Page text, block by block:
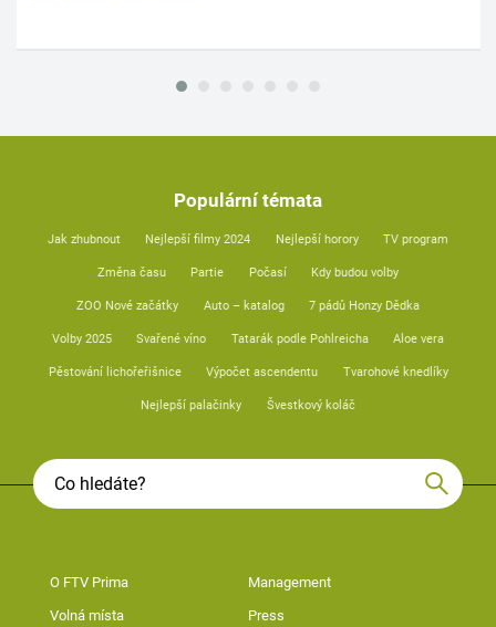
Populární témata
Jak zhubnout Nejlepší filmy 2024 Nejlepší horory TV program
Změna času Partie Počasí Kdy budou volby
ZOO Nové začátky Auto – katalog 7 pádů Honzy Dědka
Volby 2025 Svařené víno Tatarák podle Pohlreicha Aloe vera
Pěstování lichořeřišnice Výpočet ascendentu Tvarohové knedlíky
Nejlepší palačinky Švestkový koláč
O FTV Prima Management
Volná místa Press